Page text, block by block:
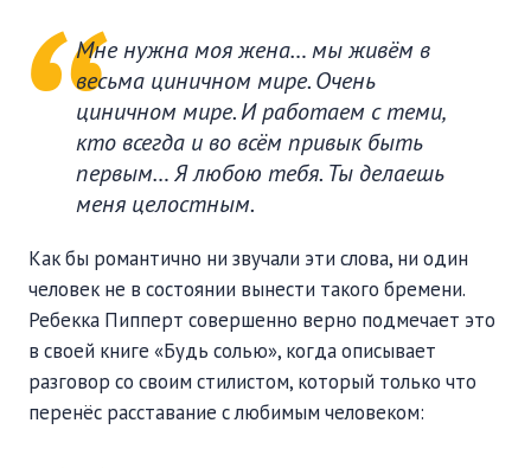
Мне нужна моя жена… мы живём в
весьма циничном мире. Очень
циничном мире. И работаем с теми,
кто всегда и во всём привык быть
первым… Я любою тебя. Ты делаешь
меня целостным.
Как бы романтично ни звучали эти слова, ни один
человек не в состоянии вынести такого бремени.
Ребекка Пипперт совершенно верно подмечает это
в своей книге «Будь солью», когда описывает
разговор со своим стилистом, который только что
перенёс расставание с любимым человеком: